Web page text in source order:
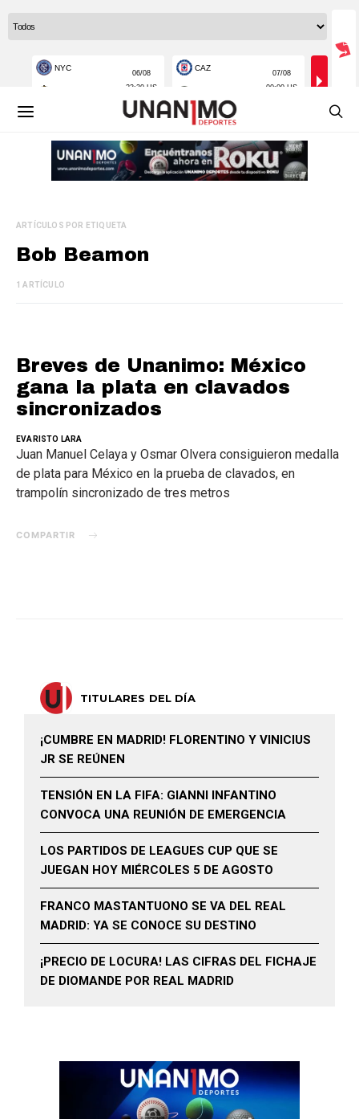
ARTÍCULOS POR ETIQUETA
Bob Beamon
1 ARTÍCULO
Breves de Unanimo: México
gana la plata en clavados
sincronizados
EVARISTO LARA
Juan Manuel Celaya y Osmar Olvera consiguieron medalla
de plata para México en la prueba de clavados, en
trampolín sincronizado de tres metros
COMPARTIR
TITULARES DEL DÍA
¡CUMBRE EN MADRID! FLORENTINO Y VINICIUS
JR SE REÚNEN
TENSIÓN EN LA FIFA: GIANNI INFANTINO
CONVOCA UNA REUNIÓN DE EMERGENCIA
LOS PARTIDOS DE LEAGUES CUP QUE SE
JUEGAN HOY MIÉRCOLES 5 DE AGOSTO
FRANCO MASTANTUONO SE VA DEL REAL
MADRID: YA SE CONOCE SU DESTINO
¡PRECIO DE LOCURA! LAS CIFRAS DEL FICHAJE
DE DIOMANDE POR REAL MADRID